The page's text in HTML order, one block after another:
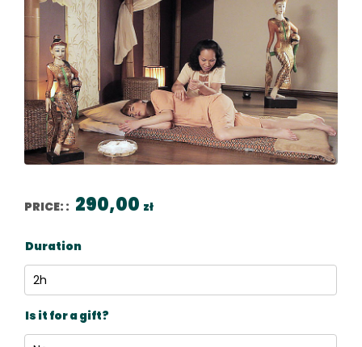
PRICE: : 290,00 zł
Duration
Is it for a gift?